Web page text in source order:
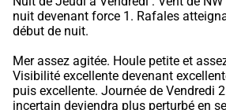
nuit devenant force 1. Rafales
début de nuit.
Mer assez agitée. Houle petite et
Visibilité excellente devenant
puis excellente. Journée de Vendredi
incertain deviendra plus perturbé en